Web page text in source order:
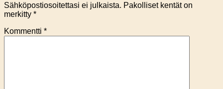
Sähköpostiosoitettasi ei julkaista. Pakolliset kentät on
merkitty *
Kommentti *